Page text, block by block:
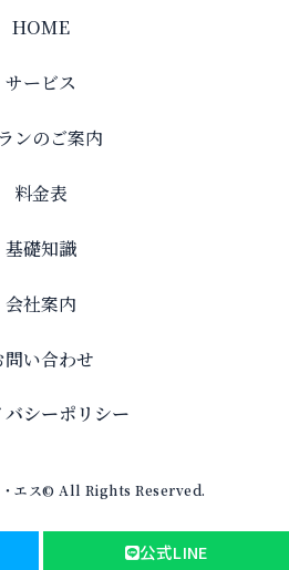
HOME
サービス
ンのご案内
料金表
基礎知識
会社案内
問い合わせ
バシーポリシー
・エス© All Rights Reserved.
公式LINE